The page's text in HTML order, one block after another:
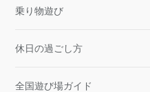
乗り物遊び
休日の過ごし方
全国遊び場ガイド